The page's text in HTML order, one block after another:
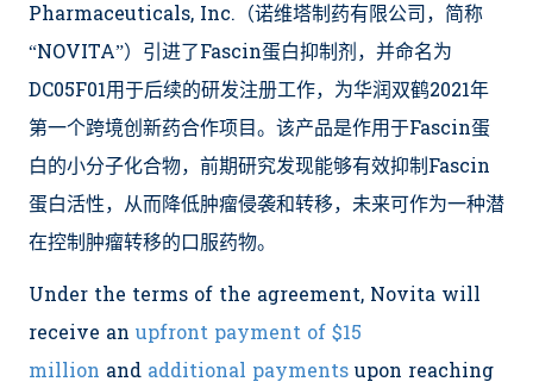
Pharmaceuticals, Inc.（诺维塔制药有限公司，简称
“NOVITA”）引进了Fascin蛋白抑制剂，并命名为
DC05F01用于后续的研发注册工作，为华润双鹤2021年
第一个跨境创新药合作项目。该产品是作用于Fascin蛋
白的小分子化合物，前期研究发现能够有效抑制Fascin
蛋白活性，从而降低肿瘤侵袭和转移，未来可作为一种潜
在控制肿瘤转移的口服药物。
Under the terms of the agreement, Novita will
receive an upfront payment of $15
million and additional payments upon reaching